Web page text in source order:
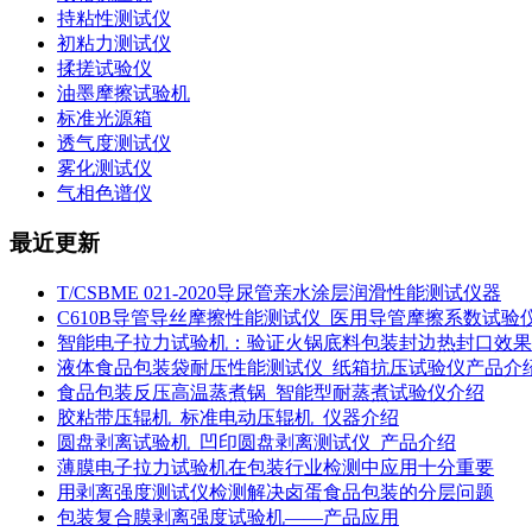
持粘性测试仪
初粘力测试仪
揉搓试验仪
油墨摩擦试验机
标准光源箱
透气度测试仪
雾化测试仪
气相色谱仪
最近更新
T/CSBME 021-2020导尿管亲水涂层润滑性能测试仪器
C610B导管导丝摩擦性能测试仪_医用导管摩擦系数试验
智能电子拉力试验机：验证火锅底料包装封边热封口效果
液体食品包装袋耐压性能测试仪_纸箱抗压试验仪产品介
食品包装反压高温蒸煮锅_智能型耐蒸煮试验仪介绍
胶粘带压辊机_标准电动压辊机_仪器介绍
圆盘剥离试验机_凹印圆盘剥离测试仪_产品介绍
薄膜电子拉力试验机在包装行业检测中应用十分重要
用剥离强度测试仪检测解决卤蛋食品包装的分层问题
包装复合膜剥离强度试验机——产品应用